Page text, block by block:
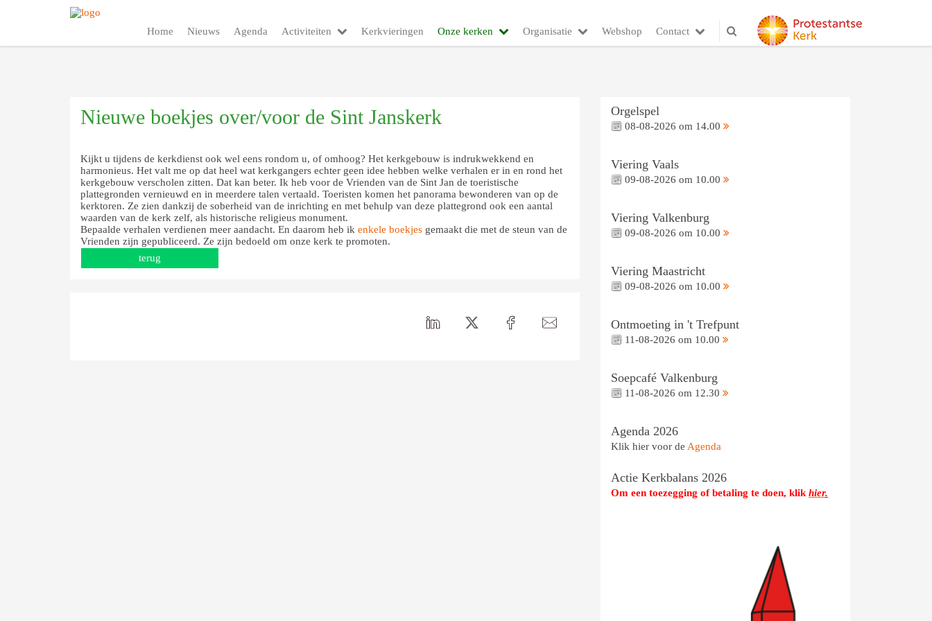
Home Nieuws Agenda Activiteiten Kerkvieringen Onze kerken Organisatie Webshop Contact
Nieuwe boekjes over/voor de Sint Janskerk
Kijkt u tijdens de kerkdienst ook wel eens rondom u, of omhoog? Het kerkgebouw is indrukwekkend en
harmonieus. Het valt me op dat heel wat kerkgangers echter geen idee hebben welke verhalen er in en rond het
kerkgebouw verscholen zitten. Dat kan beter. Ik heb voor de Vrienden van de Sint Jan de toeristische
plattegronden vernieuwd en in meerdere talen vertaald. Toeristen komen het panorama bewonderen van op de
kerktoren. Ze zien dankzij de soberheid van de inrichting en met behulp van deze plattegrond ook een aantal
waarden van de kerk zelf, als historische religieus monument.
Bepaalde verhalen verdienen meer aandacht. En daarom heb ik enkele boekjes gemaakt die met de steun van de
Vrienden zijn gepubliceerd. Ze zijn bedoeld om onze kerk te promoten.
terug
Orgelspel
08-08-2026 om 14.00
Viering Vaals
09-08-2026 om 10.00
Viering Valkenburg
09-08-2026 om 10.00
Viering Maastricht
09-08-2026 om 10.00
Ontmoeting in 't Trefpunt
11-08-2026 om 10.00
Soepcafé Valkenburg
11-08-2026 om 12.30
Agenda 2026
Klik hier voor de Agenda
Actie Kerkbalans 2026
Om een toezegging of betaling te doen, klikhier.